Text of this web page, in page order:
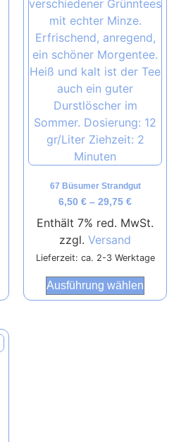
67 Büsumer Strandgut
6,50 € – 29,75 €
Enthält 7% red. MwSt.
zzgl. Versand
Lieferzeit: ca. 2-3 Werktage
Ausführung wählen